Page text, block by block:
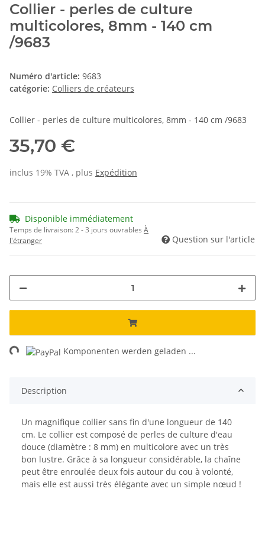
Collier - perles de culture
multicolores, 8mm - 140 cm
/9683
Numéro d'article: 9683
catégorie: Colliers de créateurs
Collier - perles de culture multicolores, 8mm - 140 cm /9683
35,70 €
inclus 19% TVA , plus Expédition
Disponible immédiatement
Temps de livraison:2 - 3 jours ouvrables À
l'étranger
Question sur l'article
Komponenten werden geladen ...
Description
Un magnifique collier sans fin d'une longueur de 140
cm. Le collier est composé de perles de culture d'eau
douce (diamètre : 8 mm) en multicolore avec un très
bon lustre. Grâce à sa longueur considérable, la chaîne
peut être enroulée deux fois autour du cou à volonté,
mais elle est aussi très élégante avec un simple nœud !